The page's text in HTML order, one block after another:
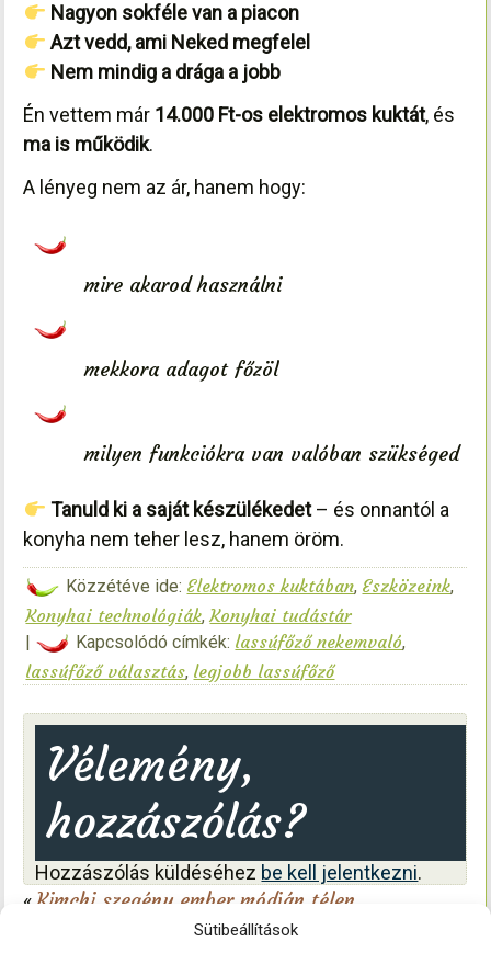
Sütibeállítások
Nagyon sokféle van a piacon
Azt vedd, ami Neked megfelel
Nem mindig a drága a jobb
Én vettem már 14.000 Ft-os elektromos kuktát, és
ma is működik.
A lényeg nem az ár, hanem hogy:
mire akarod használni
mekkora adagot főzöl
milyen funkciókra van valóban szükséged
Tanuld ki a saját készülékedet– és onnantól a
konyha nem teher lesz, hanem öröm.
Közzétéve ide: Elektromos kuktában, Eszközeink,
Konyhai technológiák,Konyhai tudástár
| Kapcsolódó címkék: lassúfőző nekemvaló,
lassúfőző választás, legjobb lassúfőző
Vélemény,
hozzászólás?
Hozzászólás küldéséhez be kell jelentkezni.
« Kimchi szegény ember módján télen
Káposztás bab füstölt csülökkel, házikolbásszal